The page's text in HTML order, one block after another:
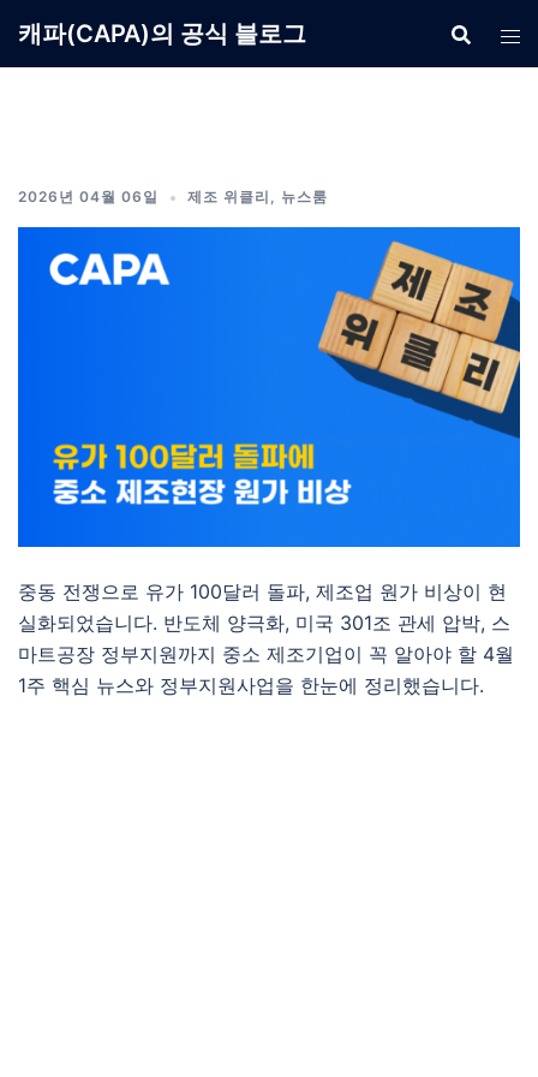
캐파(CAPA)의 공식 블로그
2026년 04월 06일 제조 위클리 , 뉴스룸
중동 전쟁으로 유가 100달러 돌파, 제조업 원가 비상이 현
실화되었습니다. 반도체 양극화, 미국 301조 관세 압박, 스
마트공장 정부지원까지 중소 제조기업이 꼭 알아야 할 4월
1주 핵심 뉴스와 정부지원사업을 한눈에 정리했습니다.